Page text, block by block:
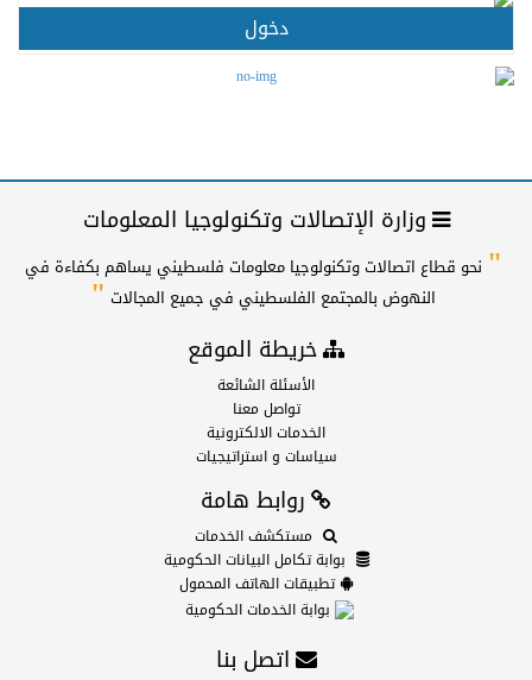
دخول
وزارة الإتصالات وتكنولوجيا المعلومات
" نحو قطاع اتصالات وتكنولوجيا معلومات فلسطيني يساهم بكفاءة في
النهوض بالمجتمع الفلسطيني في جميع المجالات"
خريطة الموقع
الأسئلة الشائعة
تواصل معنا
الخدمات الالكترونية
سياسات و استراتيجيات
روابط هامة
مستكشف الخدمات
بوابة تكامل البيانات الحكومية
تطبيقات الهاتف المحمول
بوابة الخدمات الحكومية
اتصل بنا